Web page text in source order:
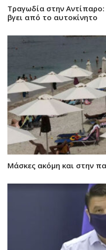
Τραγωδία στην
βγει από το αυτοκίνητο
Μάσκες ακόμη και στην